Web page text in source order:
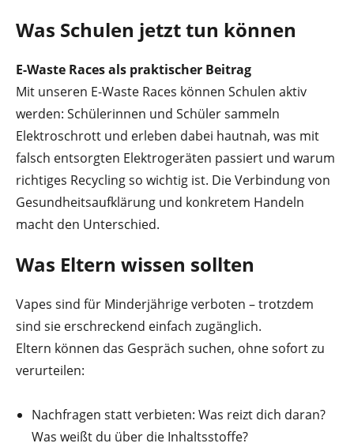
Was Schulen jetzt tun können
E-Waste Races als praktischer Beitrag
Mit unseren E-Waste Races können Schulen aktiv
werden: Schülerinnen und Schüler sammeln
Elektroschrott und erleben dabei hautnah, was mit
falsch entsorgten Elektrogeräten passiert und warum
richtiges Recycling so wichtig ist. Die Verbindung von
Gesundheitsaufklärung und konkretem Handeln
macht den Unterschied.
Was Eltern wissen sollten
Vapes sind für Minderjährige verboten – trotzdem
sind sie erschreckend einfach zugänglich.
Eltern können das Gespräch suchen, ohne sofort zu
verurteilen:
Nachfragen statt verbieten: Was reizt dich daran?
Was weißt du über die Inhaltsstoffe?